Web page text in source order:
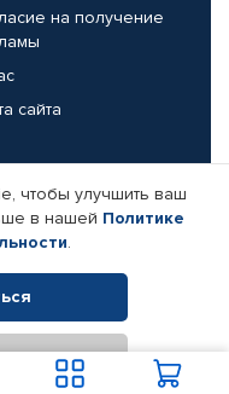
на получение
сайта
компании
права защищены.
Автопрофи.
чтобы улучшить ваш
в нашей Политике
.
В корзину